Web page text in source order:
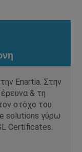
Enartia. Στην
& τη
στόχο του
solutions γύρω
Certificates.